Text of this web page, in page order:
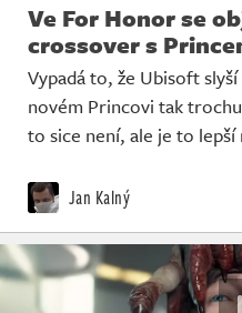
Ve For Honor se
crossover s
Vypadá to, že Ubisoft
novém Princovi tak
to sice není, ale je to lepší
Jan Kalný